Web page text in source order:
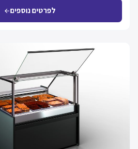
לפרטים נוספיםarrow_back